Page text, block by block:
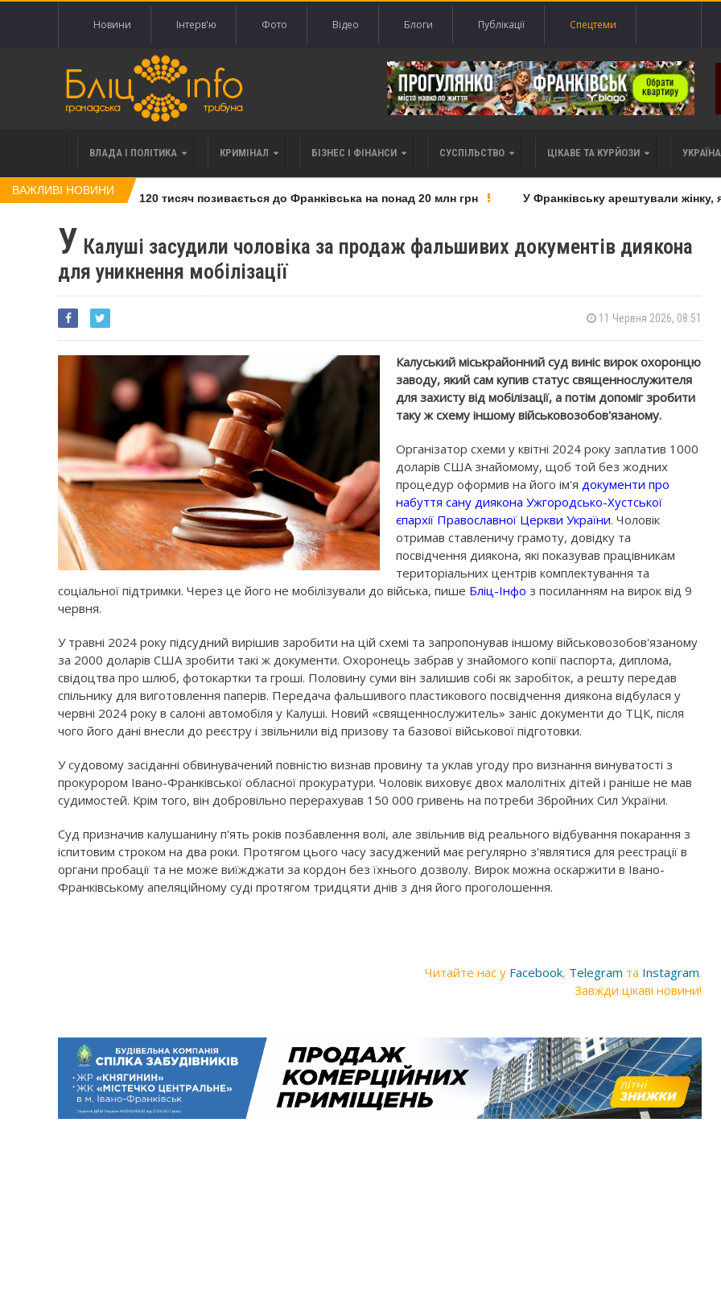
Новини Інтерв'ю Фото Відео Блоги Публікації Спецтеми
ВЛАДА І ПОЛІТИКА КРИМІНАЛ БІЗНЕС І ФІНАНСИ СУСПІЛЬСТВО ЦІКАВЕ ТА КУРЙОЗИ
ВАЖЛИВІ НОВИНИ
права вимоги за 120 тисяч позивається до Франківська на понад 20 млн грн У Франківську арештували жінку,
У Калуші засудили чоловіка за продаж фальшивих документів диякона
для уникнення мобілізації
11 Червня 2026, 08:51
Калуський міськрайонний суд виніс вирок охоронцю
заводу, який сам купив статус священнослужителя
для захисту від мобілізації, а потім допоміг зробити
таку ж схему іншому військовозобов'язаному.
Організатор схеми у квітні 2024 року заплатив 1000
доларів США знайомому, щоб той без жодних
процедур оформив на його ім'я документи про
набуття сану диякона Ужгородсько-Хустської
єпархії Православної Церкви України. Чоловік
отримав ставленичу грамоту, довідку та
посвідчення диякона, які показував працівникам
територіальних центрів комплектування та
соціальної підтримки. Через це його не мобілізували до війська, пише Бліц-Інфо з посиланням на вирок від 9
червня.
У травні 2024 року підсудний вирішив заробити на цій схемі та запропонував іншому військовозобов'язаному
за 2000 доларів США зробити такі ж документи. Охоронець забрав у знайомого копії паспорта, диплома,
свідоцтва про шлюб, фотокартки та гроші. Половину суми він залишив собі як заробіток, а решту передав
спільнику для виготовлення паперів. Передача фальшивого пластикового посвідчення диякона відбулася у
червні 2024 року в салоні автомобіля у Калуші. Новий «священнослужитель» заніс документи до ТЦК, після
чого його дані внесли до реєстру і звільнили від призову та базової військової підготовки.
У судовому засіданні обвинувачений повністю визнав провину та уклав угоду про визнання винуватості з
прокурором Івано-Франківської обласної прокуратури. Чоловік виховує двох малолітніх дітей і раніше не мав
судимостей. Крім того, він добровільно перерахував 150 000 гривень на потреби Збройних Сил України.
Суд призначив калушанину п'ять років позбавлення волі, але звільнив від реального відбування покарання з
іспитовим строком на два роки. Протягом цього часу засуджений має регулярно з'являтися для реєстрації в
органи пробації та не може виїжджати за кордон без їхнього дозволу. Вирок можна оскаржити в Івано-
Франківському апеляційному суді протягом тридцяти днів з дня його проголошення.
Читайте нас у Facebook, Telegram та Instagram.
Завжди цікаві новини!